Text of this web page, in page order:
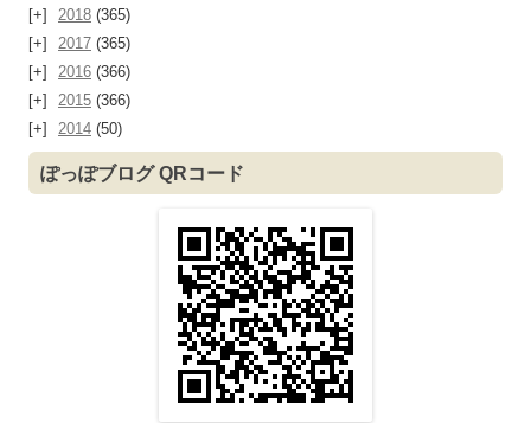
2018 (365)
2017 (365)
2016 (366)
2015 (366)
2014 (50)
ぽっぽブログ QRコード